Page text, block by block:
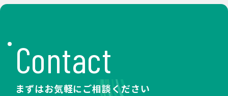
Analyticsを利用しますと、Google社又は当社の設定す
るCookieをもとにして、Google社が利用者様によるサ
イト訪問履歴を収集、記録、分析します。当社は、
Google社からその分析結果を受け取り、利用者様の利用
状況等を把握します。Google Analyticsにより収集、記
Contact
まずはお気軽にご相談ください